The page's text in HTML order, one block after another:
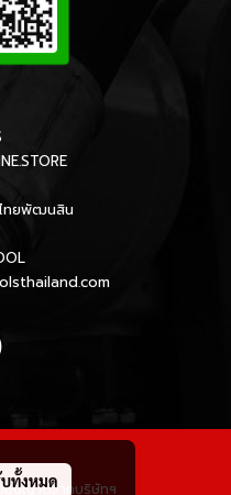
ทยพัฒนสิน
อนุญาตจากบริษัทฯ
ทั้งหมด